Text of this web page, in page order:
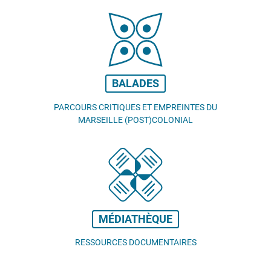
BALADES
PARCOURS CRITIQUES ET EMPREINTES DU
MARSEILLE (POST)COLONIAL
MÉDIATHÈQUE
RESSOURCES DOCUMENTAIRES